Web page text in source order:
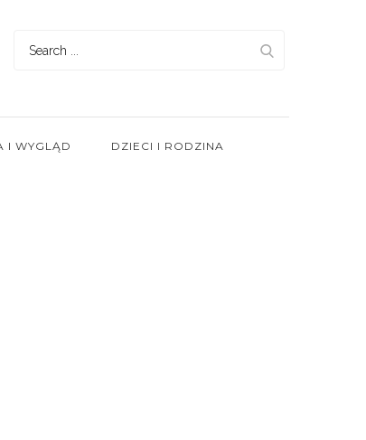
I WYGLĄD DZIECI I RODZINA
Search